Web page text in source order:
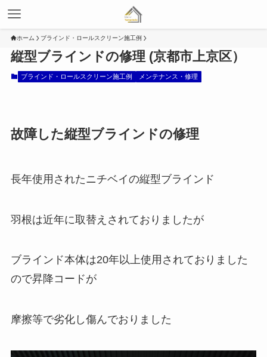
ホーム ブラインド・ロールスクリーン施工例
縦型ブラインドの修理 (京都市上京区）
ブラインド・ロールスクリーン施工例 メンテナンス・修理
故障した縦型ブラインドの修理
長年使用されたニチベイの縦型ブラインド
羽根は近年に取替えされておりましたが
ブラインド本体は20年以上使用されておりました
ので昇降コードが
摩擦等で劣化し傷んでおりました